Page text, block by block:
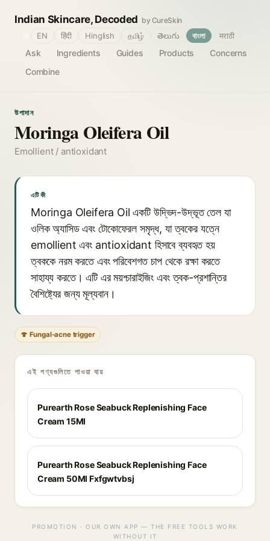
Indian Skincare, Decoded by CureSkin
Ask Ingredients Guides Products
Concerns
Combine
EN हिंदी Hinglish தமிழ் తెలుగు বাংলা मराठी
উপাদান
Moringa Oleifera Oil
Emollient / antioxidant
এটি কী
Moringa Oleifera Oil একটি উদ্ভিদ-উদ্ভূত তেল যা
ওলিক অ্যাসিড এবং টোকোফেরল সমৃদ্ধ, যা ত্বকের যত্নে
emollient এবং antioxidant হিসাবে ব্যবহৃত হয়
ত্বককে নরম করতে এবং পরিবেশগত চাপ থেকে রক্ষা করতে
সাহায্য করতে। এটি এর ময়শ্চারাইজিং এবং ত্বক-প্রশান্তির
বৈশিষ্ট্যের জন্য মূল্যবান।
🍄 Fungal-acne trigger
এই পণ্যগুলিতে পাওয়া যায়
Purearth Rose Seabuck Replenishing Face
Cream 15Ml
Purearth Rose Seabuck Replenishing Face
Cream 50Ml Fxfgwtvbsj
PROMOTION · OUR OWN APP — THE FREE TOOLS WORK
WITHOUT IT